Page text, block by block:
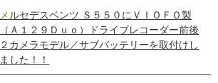
メルセデスベンツ Ｓ５５０にＶＩＯＦＯ製
（Ａ１２９Ｄｕｏ）ドライブレコーダー前後
２カメラモデル／サブバッテリーを取付けし
ました！！